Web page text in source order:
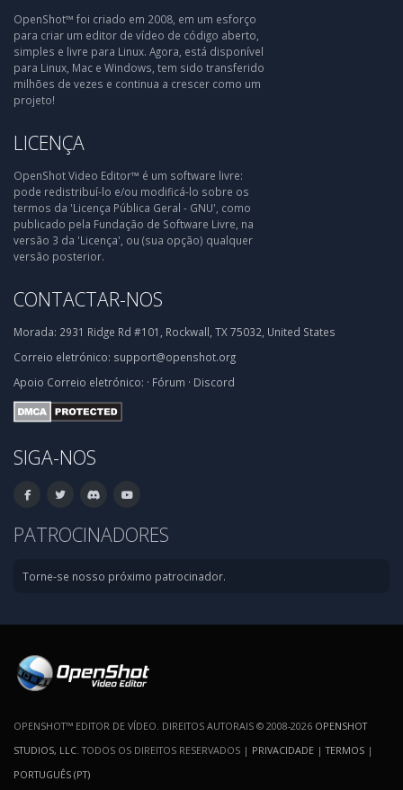
OpenShot™ foi criado em 2008, em um esforço
para criar um editor de vídeo de código aberto,
simples e livre para Linux. Agora, está disponível
para Linux, Mac e Windows, tem sido transferido
milhões de vezes e continua a crescer como um
projeto!
LICENÇA
OpenShot Video Editor™ é um software livre:
pode redistribuí-lo e/ou modificá-lo sobre os
termos da 'Licença Pública Geral - GNU', como
publicado pela Fundação de Software Livre, na
versão 3 da 'Licença', ou (sua opção) qualquer
versão posterior.
CONTACTAR-NOS
Morada: 2931 Ridge Rd #101, Rockwall, TX 75032, United States
Correio eletrónico: support@openshot.org
Apoio Correio eletrónico: · Fórum · Discord
SIGA-NOS
PATROCINADORES
Torne-se nosso próximo patrocinador.
OPENSHOT™ EDITOR DE VÍDEO. DIREITOS AUTORAIS © 2008-2026 OPENSHOT
STUDIOS, LLC . TODOS OS DIREITOS RESERVADOS | PRIVACIDADE |TERMOS |
PORTUGUÊS (PT)